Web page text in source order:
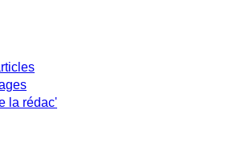
la rédac'